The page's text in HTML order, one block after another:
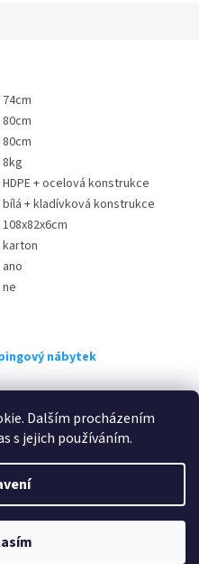
Dalším procházením
s jejich používáním.
74cm
80cm
80cm
8kg
HDPE + ocelová konstrukce
bílá + kladívková konstrukce
108x82x6cm
karton
ano
ne
nábytek
Shoptet